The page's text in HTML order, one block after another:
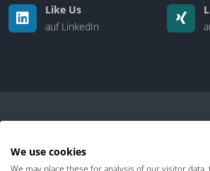
Like Us
auf LinkedIn
We use cookies
We may place these for analysis of our visitor